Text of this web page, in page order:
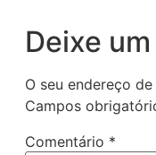
Deixe
O seu endereço
Campos
Comentário *